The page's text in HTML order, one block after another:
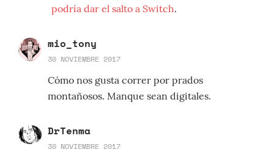
podría dar el salto a Switch.
mio_tony
30 NOVIEMBRE 2017
Cómo nos gusta correr por prados
montañosos. Manque sean digitales.
DrTenma
30 NOVIEMBRE 2017